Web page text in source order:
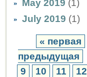
May 2019 (1)
July 2019 (1)
« первая
предыдущая
9
10 11 12